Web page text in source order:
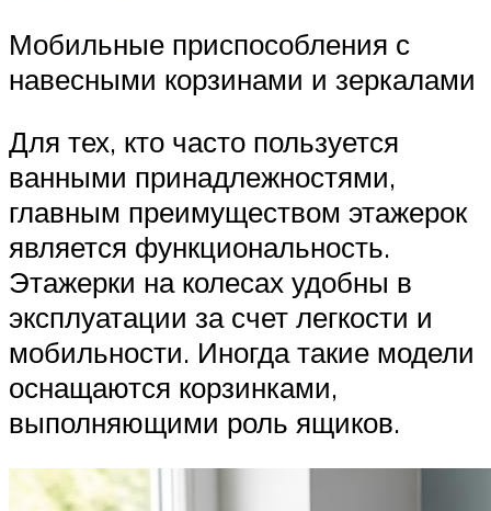
Мобильные приспособления с
навесными корзинами и зеркалами
Для тех, кто часто пользуется
ванными принадлежностями,
главным преимуществом этажерок
является функциональность.
Этажерки на колесах удобны в
эксплуатации за счет легкости и
мобильности. Иногда такие модели
оснащаются корзинками,
выполняющими роль ящиков.